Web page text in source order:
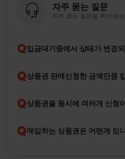
자주 묻는 질문
자주 묻는 질문을 확인해보
Q입금대기중에서 상태가 변경
Q
Q상품권을 동시에 여러개 신청
Q매입하는 상품권은 어떤게 있